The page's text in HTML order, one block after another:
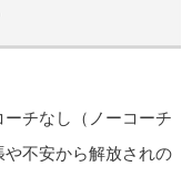
ーチなし（ノーコーチ
不安から解放されの